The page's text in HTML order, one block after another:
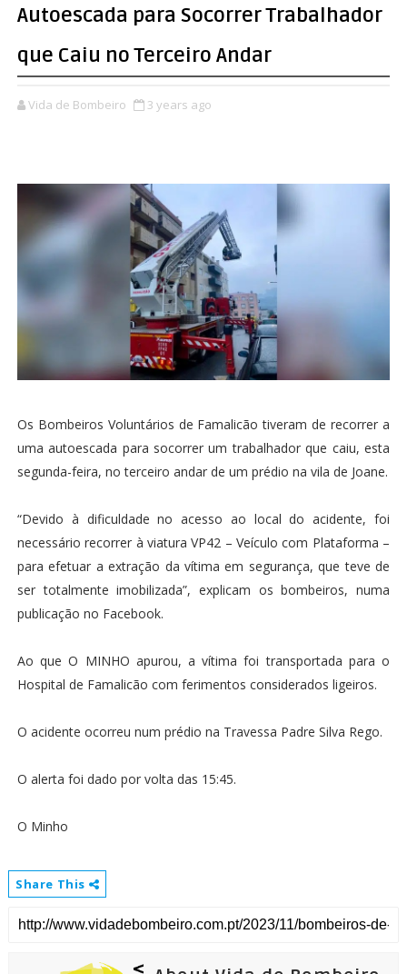
Autoescada para Socorrer Trabalhador
que Caiu no Terceiro Andar
Vida de Bombeiro 3 years ago
Os Bombeiros Voluntários de Famalicão tiveram de recorrer a
uma autoescada para socorrer um trabalhador que caiu, esta
segunda-feira, no terceiro andar de um prédio na vila de Joane.
“Devido à dificuldade no acesso ao local do acidente, foi
necessário recorrer à viatura VP42 – Veículo com Plataforma –
para efetuar a extração da vítima em segurança, que teve de
ser totalmente imobilizada”, explicam os bombeiros, numa
publicação no Facebook.
Ao que O MINHO apurou, a vítima foi transportada para o
Hospital de Famalicão com ferimentos considerados ligeiros.
O acidente ocorreu num prédio na Travessa Padre Silva Rego.
O alerta foi dado por volta das 15:45.
O Minho
Share This